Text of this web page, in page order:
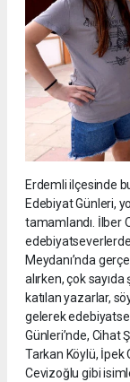
Erdemli ilçesinde
Edebiyat Günleri,
tamamlandı. İlber
Meydanı’nda
alırken, çok
katılan yazarlar,
gelerek
Günleri’nde, Cihat
Tarkan Köylü, İpek
Cevizoğlu gibi